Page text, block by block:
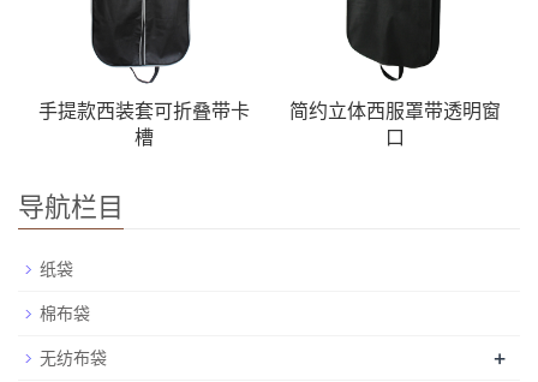
手提款西装套可折叠带卡
槽
简约立体西服罩带透明窗
口
导航栏目
纸袋
棉布袋
无纺布袋
+